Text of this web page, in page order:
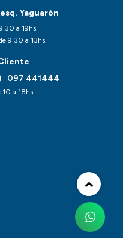
Yaguarón
a 19hs.
9:30 a 13hs.
097 441444
10 a 18hs.